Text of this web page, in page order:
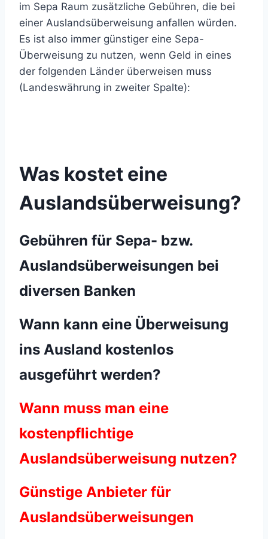
im Sepa Raum zusätzliche Gebühren, die bei
einer Auslandsüberweisung anfallen würden.
Es ist also immer günstiger eine Sepa-
Überweisung zu nutzen, wenn Geld in eines
der folgenden Länder überweisen muss
(Landeswährung in zweiter Spalte):
Was kostet eine
Auslandsüberweisung?
Gebühren für Sepa- bzw.
Auslandsüberweisungen bei
diversen Banken
Wann kann eine Überweisung
ins Ausland kostenlos
ausgeführt werden?
Wann muss man eine
kostenpflichtige
Auslandsüberweisung nutzen?
Günstige Anbieter für
Auslandsüberweisungen